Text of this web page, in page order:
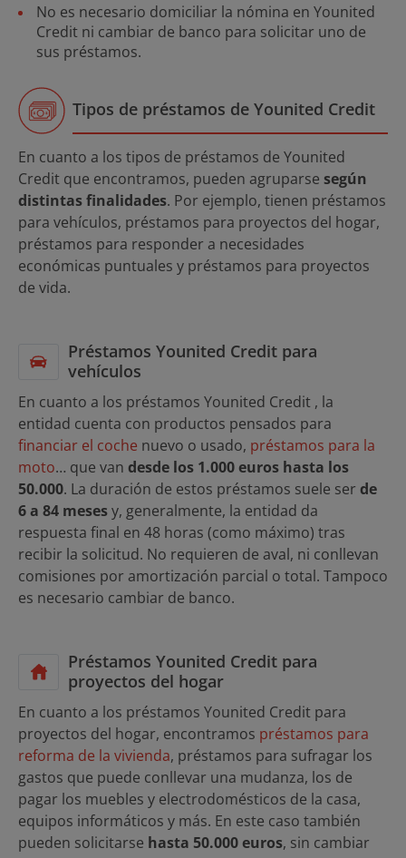
No es necesario domiciliar la nómina en Younited
Credit ni cambiar de banco para solicitar uno de
sus préstamos.
Tipos de préstamos de Younited Credit
En cuanto a los tipos de préstamos de Younited
Credit que encontramos, pueden agruparse según
distintas finalidades. Por ejemplo, tienen préstamos
para vehículos, préstamos para proyectos del hogar,
préstamos para responder a necesidades
económicas puntuales y préstamos para proyectos
de vida.
Préstamos Younited Credit para
vehículos
En cuanto a los préstamos Younited Credit , la
entidad cuenta con productos pensados para
financiar el coche nuevo o usado, préstamos para la
moto… que van desde los 1.000 euros hasta los
50.000. La duración de estos préstamos suele ser de
6 a 84 mesesy, generalmente, la entidad da
respuesta final en 48 horas (como máximo) tras
recibir la solicitud. No requieren de aval, ni conllevan
comisiones por amortización parcial o total. Tampoco
es necesario cambiar de banco.
Préstamos Younited Credit para
proyectos del hogar
En cuanto a los préstamos Younited Credit para
proyectos del hogar, encontramos préstamos para
reforma de la vivienda, préstamos para sufragar los
gastos que puede conllevar una mudanza, los de
pagar los muebles y electrodomésticos de la casa,
equipos informáticos y más. En este caso también
pueden solicitarse hasta 50.000 euros, sin cambiar